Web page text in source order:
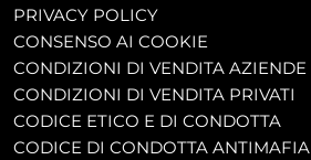
PRIVACY POLICY
CONSENSO AI COOKIE
CONDIZIONI DI VENDITA AZIENDE
CONDIZIONI DI VENDITA PRIVATI
CODICE ETICO E DI CONDOTTA
CODICE DI CONDOTTA ANTIMAFIA